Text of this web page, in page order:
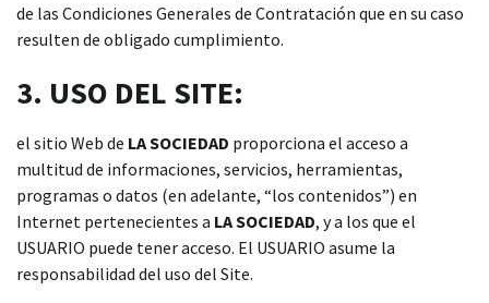
de las Condiciones Generales de Contratación que en su caso
resulten de obligado cumplimiento.
3. USO DEL SITE:
el sitio Web de LA SOCIEDAD proporciona el acceso a
multitud de informaciones, servicios, herramientas,
programas o datos (en adelante, “los contenidos”) en
Internet pertenecientes a LA SOCIEDAD, y a los que el
USUARIO puede tener acceso. El USUARIO asume la
responsabilidad del uso del Site.